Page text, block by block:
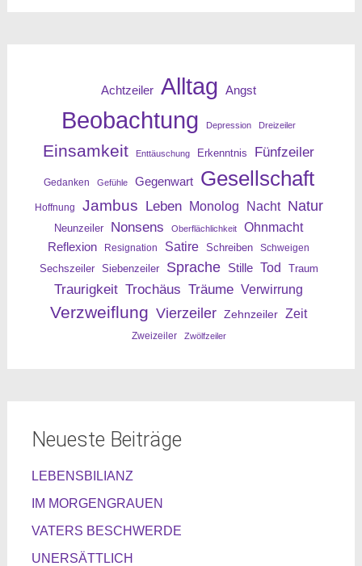
Achtzeiler Alltag Angst
Beobachtung Depression Dreizeiler
Einsamkeit Enttäuschung Erkenntnis Fünfzeiler
Gedanken Gefühle Gegenwart Gesellschaft
Hoffnung Jambus Leben Monolog Nacht Natur
Neunzeiler Nonsens Oberflächlichkeit
Ohnmacht
Reflexion
Resignation Satire Schreiben Schweigen
Sechszeiler Siebenzeiler Sprache Stille Tod Traum
Traurigkeit Trochäus Träume Verwirrung
Verzweiflung Vierzeiler Zehnzeiler Zeit
Zweizeiler Zwölfzeiler
Neueste Beiträge
LEBENSBILIANZ
IM MORGENGRAUEN
VATERS BESCHWERDE
UNERSÄTTLICH